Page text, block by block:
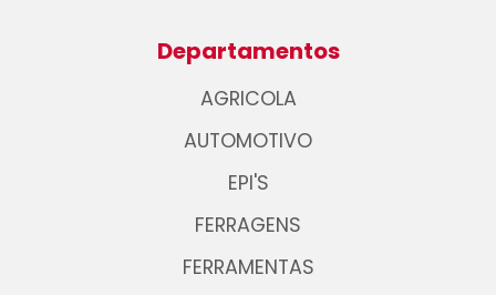
Departamentos
AGRICOLA
AUTOMOTIVO
EPI'S
FERRAGENS
FERRAMENTAS